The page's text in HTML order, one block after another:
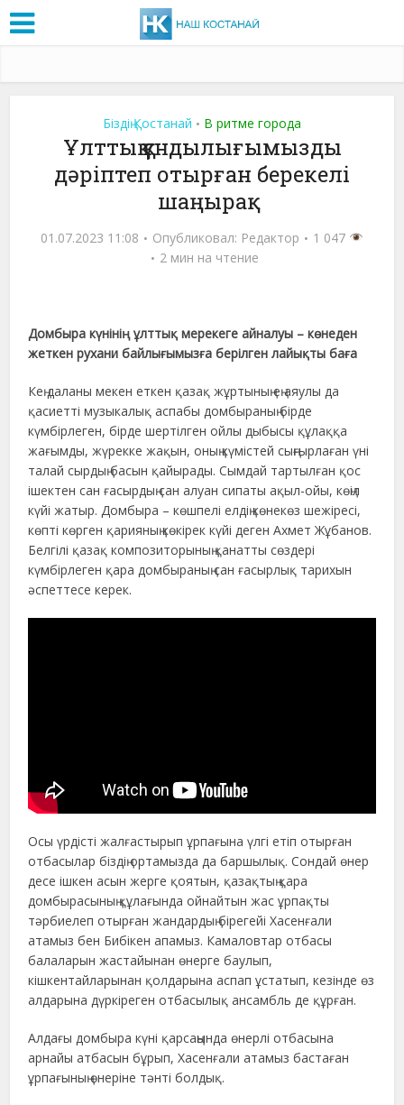
Біздің Қостанай • В ритме города
Ұлттық құндылығымызды
дәріптеп отырған берекелі
шаңырақ
01.07.2023 11:08 Опубликовал: Редактор
1 047
2 мин на чтение
Домбыра күнінің ұлттық мерекеге айналуы – көнеден
жеткен рухани байлығымызға берілген лайықты баға
Кең даланы мекен еткен қазақ жұртының ең аяулы да
қасиетті музыкалық аспабы домбыраның бірде
күмбірлеген, бірде шертілген ойлы дыбысы құлаққа
жағымды, жүрекке жақын, оның күмістей сыңғырлаған үні
талай сырдың басын қайырады. Сымдай тартылған қос
ішектен сан ғасырдың сан алуан сипаты ақыл-ойы, көңіл
күйі жатыр. Домбыра – көшпелі елдің көнекөз шежіресі,
көпті көрген қарияның көкірек күйі деген Ахмет Жұбанов.
Белгілі қазақ композиторының қанатты сөздері
күмбірлеген қара домбыраның сан ғасырлық тарихын
әспеттесе керек.
Осы үрдісті жалғастырып ұрпағына үлгі етіп отырған
отбасылар біздің ортамызда да баршылық. Сондай өнер
десе ішкен асын жерге қоятын, қазақтың қара
домбырасының құлағында ойнайтын жас ұрпақты
тәрбиелеп отырған жандардың бірегейі Хасенғали
атамыз бен Бибікен апамыз. Камаловтар отбасы
балаларын жастайынан өнерге баулып,
кішкентайларынан қолдарына аспап ұстатып, кезінде өз
алдарына дүркіреген отбасылық ансамбль де құрған.
Алдағы домбыра күні қарсаңында өнерлі отбасына
арнайы атбасын бұрып, Хасенғали атамыз бастаған
ұрпағының өнеріне тәнті болдық.